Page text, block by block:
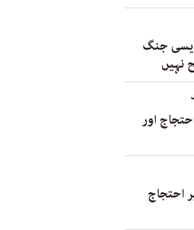
ایسی جنگ
نہیں
اور
احتجاج